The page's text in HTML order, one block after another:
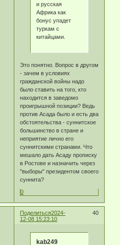
и русская
Африка как
бонус упадет
туркам с
китайцами.
Это понятно. Вопрос в другом
- зачем в условиях
гражданской войны надо
было ставить на того, кто
находится в заведомо
проигрышной позиции? Ведь
против Асада было и есть два
обстоятельства - суннитское
большинство в стране и
неприятие лично его
суннитскими странами. Что
мешало дать Асаду прописку
в Ростове и назначить через
"выборы" президентом своего
суннита?
0
Поделиться 40
2024-
12-08 15:23:10
kab249